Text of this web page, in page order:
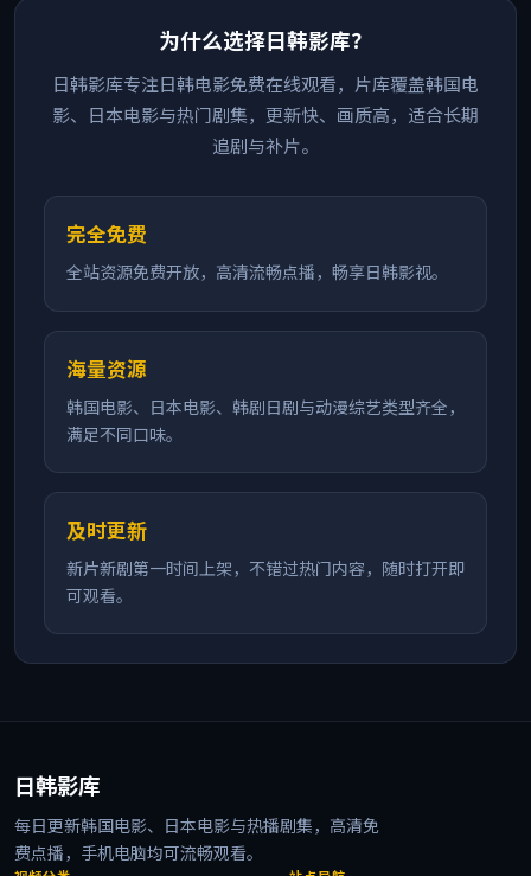
为什么选择日韩影库？
日韩影库专注日韩电影免费在线观看，片库覆盖韩国电
影、日本电影与热门剧集，更新快、画质高，适合长期
追剧与补片。
完全免费
全站资源免费开放，高清流畅点播，畅享日韩影视。
海量资源
韩国电影、日本电影、韩剧日剧与动漫综艺类型齐全，
满足不同口味。
及时更新
新片新剧第一时间上架，不错过热门内容，随时打开即
可观看。
日韩影库
每日更新韩国电影、日本电影与热播剧集，高清免
费点播，手机电脑均可流畅观看。